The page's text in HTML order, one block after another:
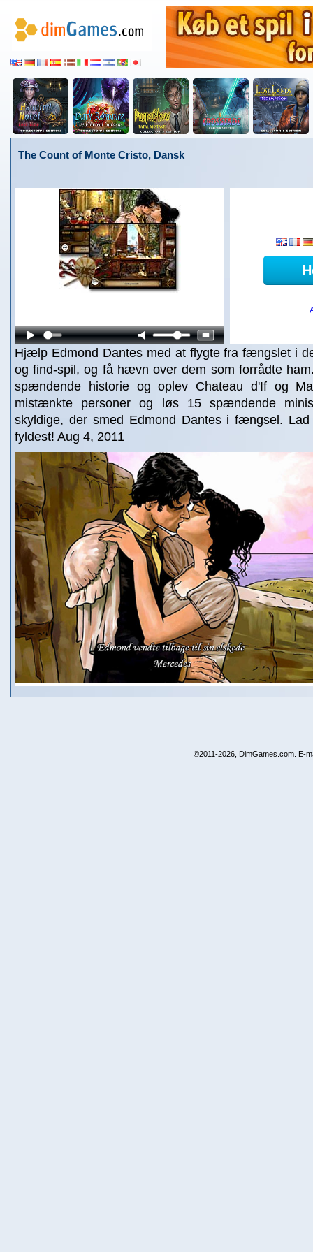
The Count of Monte Cristo, Dansk
Hjælp Edmond Dantes med at flygte fra fængslet i
og find-spil, og få hævn over dem som forrådte
spændende historie og oplev Chateau d'If og
mistænkte personer og løs 15 spændende
skyldige, der smed Edmond Dantes i fængsel.
fyldest! Aug 4, 2011
©2011-2026, DimGames.com. E-